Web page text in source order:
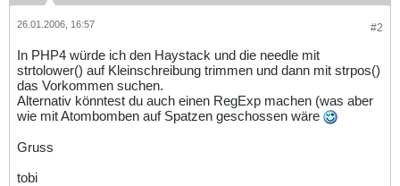
#2
26.01.2006, 16:57
In PHP4 würde ich den Haystack und die needle mit
strtolower() auf Kleinschreibung trimmen und dann mit strpos()
das Vorkommen suchen.
Alternativ könntest du auch einen RegExp machen (was aber
wie mit Atombomben auf Spatzen geschossen wäre
Gruss
tobi